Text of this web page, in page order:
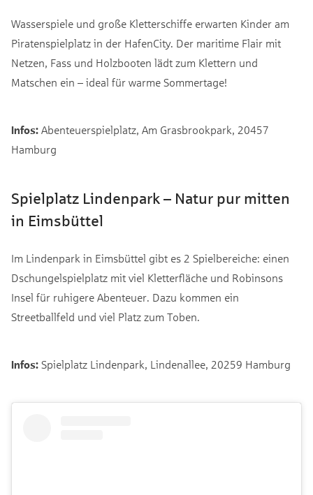
Wasserspiele und große Kletterschiffe erwarten Kinder am
Piratenspielplatz in der HafenCity. Der maritime Flair mit
Netzen, Fass und Holzbooten lädt zum Klettern und
Matschen ein – ideal für warme Sommertage!
Infos: Abenteuerspielplatz, Am Grasbrookpark, 20457
Hamburg
Spielplatz Lindenpark – Natur pur mitten
in Eimsbüttel
Im Lindenpark in Eimsbüttel gibt es 2 Spielbereiche: einen
Dschungelspielplatz mit viel Kletterfläche und Robinsons
Insel für ruhigere Abenteuer. Dazu kommen ein
Streetballfeld und viel Platz zum Toben.
Infos: Spielplatz Lindenpark, Lindenallee, 20259 Hamburg